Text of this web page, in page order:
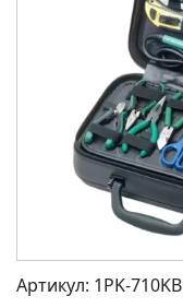
Артикул: 1PK-710KB